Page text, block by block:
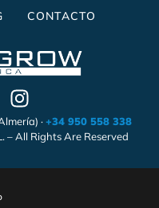
CONTACTO
·+34 950 558 338
– All Rights Are Reserved